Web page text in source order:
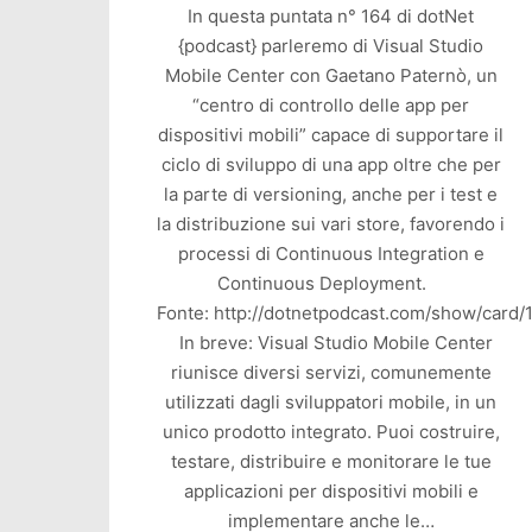
In questa puntata n° 164 di dotNet
{podcast} parleremo di Visual Studio
Mobile Center con Gaetano Paternò, un
“centro di controllo delle app per
dispositivi mobili” capace di supportare il
ciclo di sviluppo di una app oltre che per
la parte di versioning, anche per i test e
la distribuzione sui vari store, favorendo i
processi di Continuous Integration e
Continuous Deployment.
Fonte: http://dotnetpodcast.com/show/card/
In breve: Visual Studio Mobile Center
riunisce diversi servizi, comunemente
utilizzati dagli sviluppatori mobile, in un
unico prodotto integrato. Puoi costruire,
testare, distribuire e monitorare le tue
applicazioni per dispositivi mobili e
implementare anche le…